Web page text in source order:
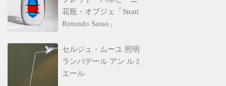
花瓶・オブジェ「Strati
Rotondo Sasso」
セルジュ・ムーユ 照明
ランパデール アン ルミ
エール